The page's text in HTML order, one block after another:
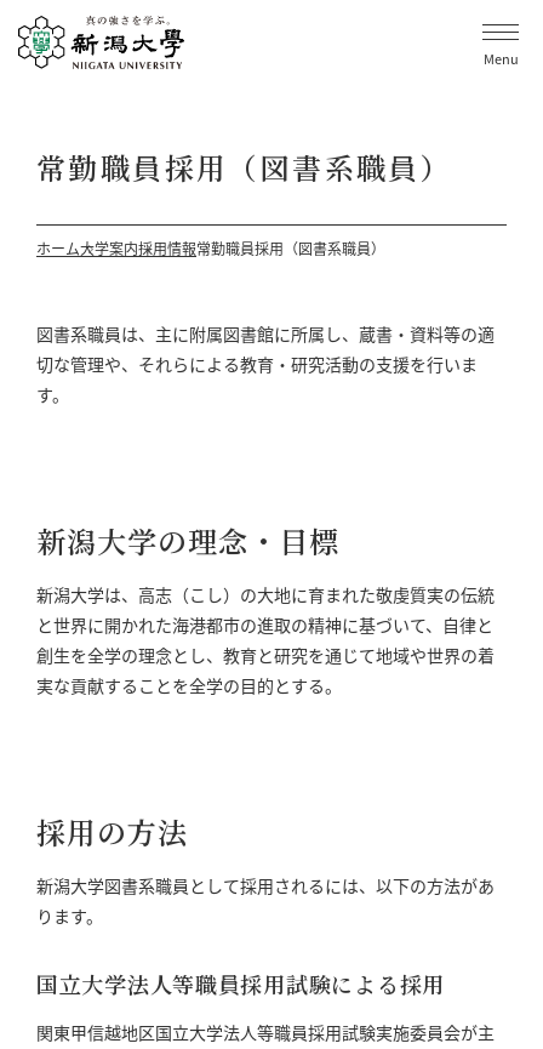
Menu
常勤職員採用（図書系職員）
ホーム大学案内採用情報常勤職員採用（図書系職員）
図書系職員は、主に附属図書館に所属し、蔵書・資料等の適
切な管理や、それらによる教育・研究活動の⽀援を⾏いま
す。
新潟大学の理念・目標
新潟大学は、高志（こし）の大地に育まれた敬虔質実の伝統
と世界に開かれた海港都市の進取の精神に基づいて、自律と
創生を全学の理念とし、教育と研究を通じて地域や世界の着
実な貢献することを全学の目的とする。
採用の方法
新潟大学図書系職員として採用されるには、以下の方法があ
ります。
国立大学法人等職員採用試験による採用
関東甲信越地区国立大学法人等職員採用試験実施委員会が主